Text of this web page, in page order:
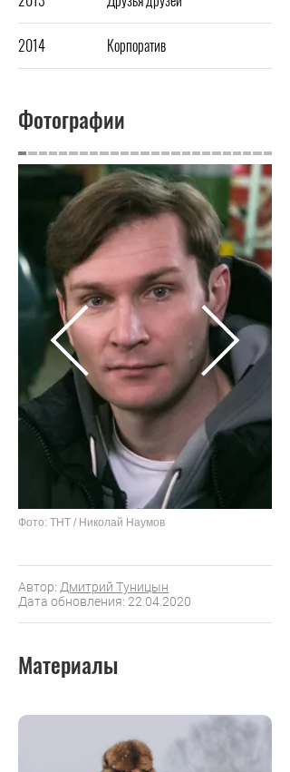
2014 Корпоратив
Фотографии
Фото: ТНТ / Николай Наумов
Автор: Дмитрий Туницын
Дата обновления: 22.04.2020
Материалы